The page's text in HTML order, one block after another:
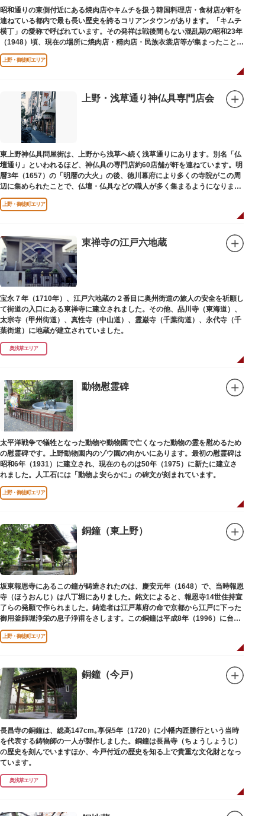
昭和通りの東側付近にある焼肉店やキムチを扱う韓国料理店・食材店が軒を
連ねている都内で最も長い歴史を誇るコリアンタウンがあります。「キムチ
横丁」の愛称で呼ばれています。その発祥は戦後間もない混乱期の昭和23年
（1948）頃、現在の場所に焼肉店・精肉店・民族衣裳店等が集まったことに
端を発しています。
上野・御徒町エリア
上野・浅草通り神仏具専門店会
東上野神仏具問屋街は、上野から浅草へ続く浅草通りにあります。別名「仏
壇通り」といわれるほど、神仏具の専門店約60店舗が軒を連ねています。明
暦3年（1657）の「明暦の大火」の後、徳川幕府により多くの寺院がこの周
辺に集められたことで、仏壇・仏具などの職人が多く集まるようになりまし
た。
上野・御徒町エリア
東禅寺の江戸六地蔵
宝永７年（1710年）、江戸六地蔵の２番目に奥州街道の旅人の安全を祈願し
て街道の入口にある東禅寺に建立されました。その他、品川寺（東海道）、
太宗寺（甲州街道）、真性寺（中山道）、霊巌寺（千葉街道）、永代寺（千
葉街道）に地蔵が建立されていました。
奥浅草エリア
動物慰霊碑
太平洋戦争で犠牲となった動物や動物園で亡くなった動物の霊を慰めるため
の慰霊碑です。上野動物園内のゾウ園の向かいにあります。最初の慰霊碑は
昭和6年（1931）に建立され、現在のものは50年（1975）に新たに建立さ
れました。人工石には「動物よ安らかに」の碑文が刻まれています。
上野・御徒町エリア
銅鐘（東上野）
坂東報恩寺にあるこの鐘が鋳造されたのは、慶安元年（1648）で、当時報恩
寺（ほうおんじ）は八丁堀にありました。銘文によると、報恩寺14世住持宣
了らの発願で作られました。鋳造者は江戸幕府の命で京都から江戸に下った
御用釜師堀浄栄の息子浄甫をさします。この銅鐘は平成8年（1996）に台東
区有形文化財として登載されました。
上野・御徒町エリア
銅鐘（今戸）
長昌寺の銅鐘は、総高147cm｡享保5年（1720）に小幡内匠勝行という当時
を代表する鋳物師の一人が製作しました。銅鐘は長昌寺（ちょうしょうじ）
の歴史を刻んでいますほか、今戸付近の歴史を知る上で貴重な文化財となっ
ています。
奥浅草エリア